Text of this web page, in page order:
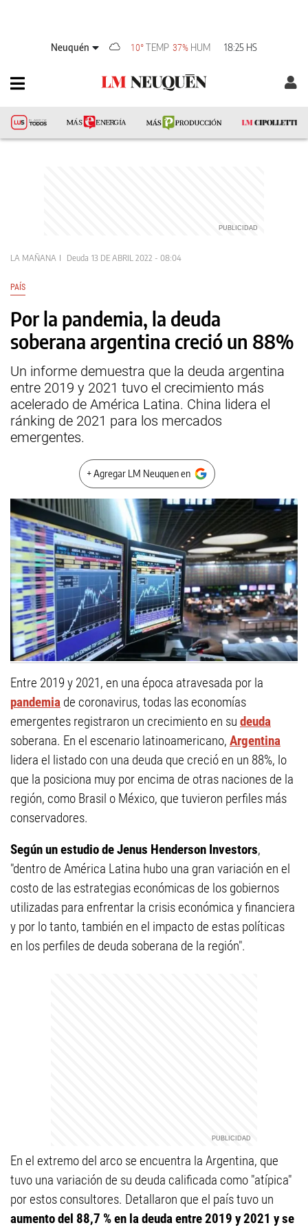
Neuquén 10°TEMP 37% HUM 18:25 HS
LA MAÑANA Deuda 13 DE ABRIL 2022 - 08:04
PAÍS
Por la pandemia, la deuda
soberana argentina creció un 88%
Un informe demuestra que la deuda argentina
entre 2019 y 2021 tuvo el crecimiento más
acelerado de América Latina. China lidera el
ránking de 2021 para los mercados
emergentes.
+ Agregar LM Neuquen en
Entre 2019 y 2021, en una época atravesada por la
pandemia de coronavirus, todas las economías
emergentes registraron un crecimiento en su deuda
soberana. En el escenario latinoamericano, Argentina
lidera el listado con una deuda que creció en un 88%, lo
que la posiciona muy por encima de otras naciones de la
región, como Brasil o México, que tuvieron perfiles más
conservadores.
Según un estudio de Jenus Henderson Investors,
"dentro de América Latina hubo una gran variación en el
costo de las estrategias económicas de los gobiernos
utilizadas para enfrentar la crisis económica y financiera
y por lo tanto, también en el impacto de estas políticas
en los perfiles de deuda soberana de la región".
En el extremo del arco se encuentra la Argentina, que
tuvo una variación de su deuda calificada como "atípica"
por estos consultores. Detallaron que el país tuvo un
aumento del 88,7 % en la deuda entre 2019 y 2021 y se